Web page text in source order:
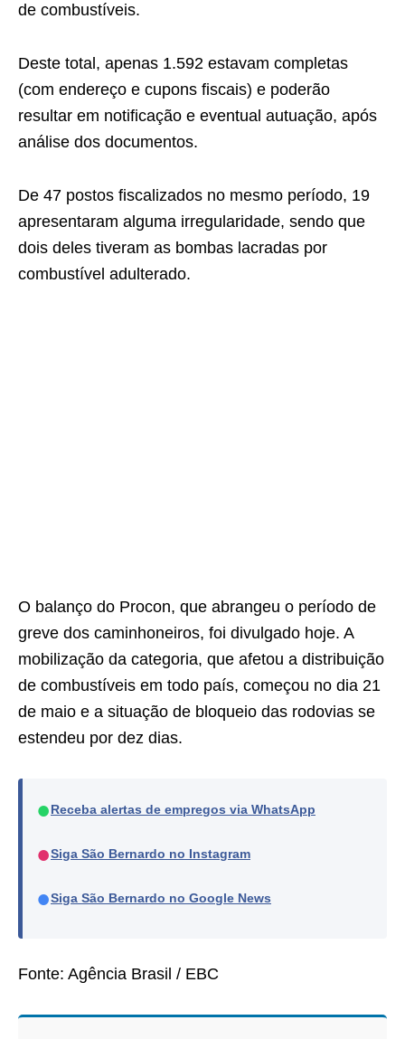
de combustíveis.
Deste total, apenas 1.592 estavam completas
(com endereço e cupons fiscais) e poderão
resultar em notificação e eventual autuação, após
análise dos documentos.
De 47 postos fiscalizados no mesmo período, 19
apresentaram alguma irregularidade, sendo que
dois deles tiveram as bombas lacradas por
combustível adulterado.
O balanço do Procon, que abrangeu o período de
greve dos caminhoneiros, foi divulgado hoje. A
mobilização da categoria, que afetou a distribuição
de combustíveis em todo país, começou no dia 21
de maio e a situação de bloqueio das rodovias se
estendeu por dez dias.
● Receba alertas de empregos via WhatsApp
●Siga São Bernardo no Instagram
●Siga São Bernardo no Google News
Fonte: Agência Brasil / EBC